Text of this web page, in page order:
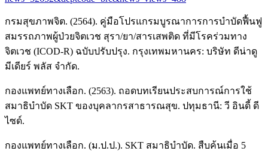
กรมสุขภาพจิต. (2564). คู่มือโปรแกรมบูรณาการการบำบัดฟื้นฟู
สมรรถภาพผู้ป่วยจิตเวช สุรา/ยา/สารเสพติด ที่มีโรคร่วมทาง
จิตเวช (ICOD-R) ฉบับปรับปรุง. กรุงเทพมหานคร: บริษัท ดีน่าดู
มีเดียร์ พลัส จำกัด.
กองแพทย์ทางเลือก. (2563). ถอดบทเรียนประสบการณ์การใช้
สมาธิบำบัด SKT ของบุคลากรสาธารณสุข. ปทุมธานี: วี อินดี้ ดี
ไซด์.
กองแพทย์ทางเลือก. (ม.ป.ป.). SKT สมาธิบำบัด. สืบค้นเมื่อ 5